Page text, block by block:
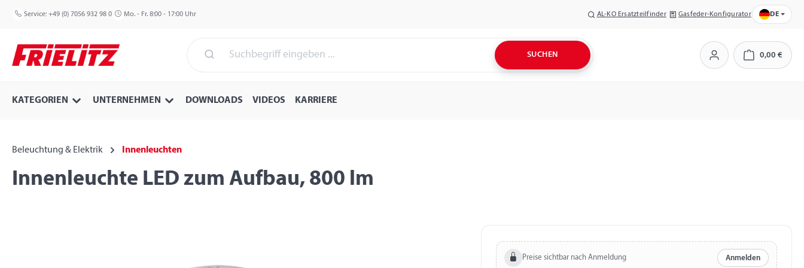
Hauptinhalt springen
Zur Suche springen
Zur Hauptnavigation springen
Service: +49 (0) 7056 932 98 0 Mo. - Fr. 8:00 - 17:00 Uhr AL-KO Ersatzteilfinder Gasfeder-Konfigurator DE
SUCHEN 0,00 €
KATEGORIEN UNTERNEHMEN DOWNLOADS VIDEOS KARRIERE
Beleuchtung & Elektrik Innenleuchten
Innenleuchte LED zum Aufbau, 800 lm
Preise sichtbar nach Anmeldung Anmelden